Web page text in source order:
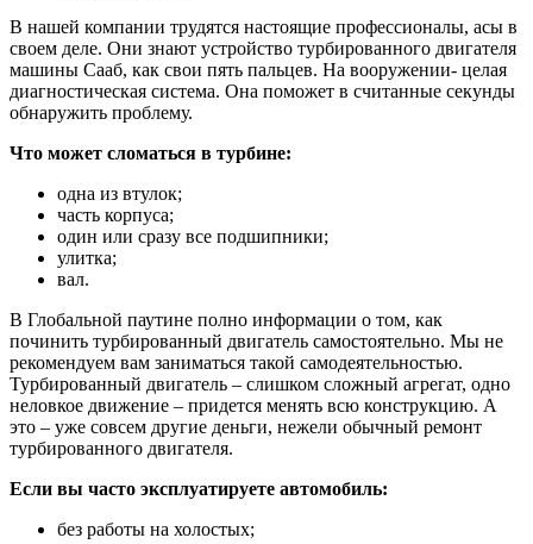
В нашей компании трудятся настоящие профессионалы, асы в
своем деле. Они знают устройство турбированного двигателя
машины Сааб, как свои пять пальцев. На вооружении- целая
диагностическая система. Она поможет в считанные секунды
обнаружить проблему.
Что может сломаться в турбине:
одна из втулок;
часть корпуса;
один или сразу все подшипники;
улитка;
вал.
В Глобальной паутине полно информации о том, как
починить турбированный двигатель самостоятельно. Мы не
рекомендуем вам заниматься такой самодеятельностью.
Турбированный двигатель – слишком сложный агрегат, одно
неловкое движение – придется менять всю конструкцию. А
это – уже совсем другие деньги, нежели обычный ремонт
турбированного двигателя.
Если вы часто эксплуатируете автомобиль:
без работы на холостых;